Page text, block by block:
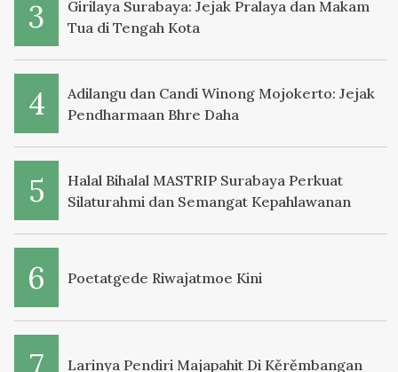
Girilaya Surabaya: Jejak Pralaya dan Makam
Tua di Tengah Kota
Adilangu dan Candi Winong Mojokerto: Jejak
Pendharmaan Bhre Daha
Halal Bihalal MASTRIP Surabaya Perkuat
Silaturahmi dan Semangat Kepahlawanan
Poetatgede Riwajatmoe Kini
Larinya Pendiri Majapahit Di Kěrěmbangan